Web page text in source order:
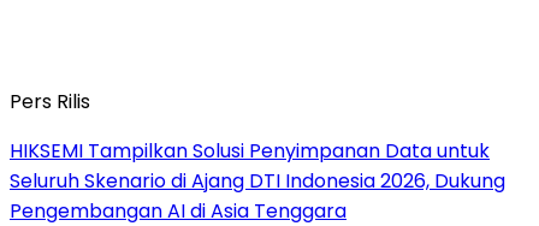
Pers Rilis
HIKSEMI Tampilkan Solusi Penyimpanan Data untuk
Seluruh Skenario di Ajang DTI Indonesia 2026, Dukung
Pengembangan AI di Asia Tenggara